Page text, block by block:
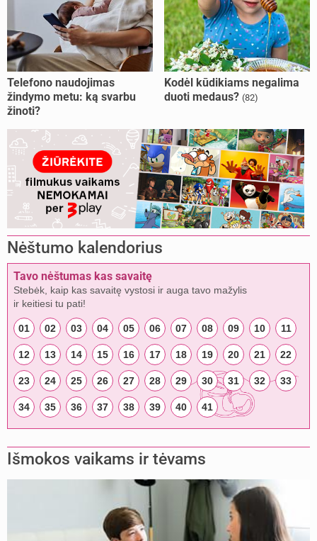
Telefono naudojimas
žindymo metu: ką svarbu
žinoti?
Kodėl kūdikiams negalima
duoti medaus? (82)
Nėštumo kalendorius
Tavo nėštumas kas savaitę
Stebėk, kaip kas savaitę vystosi ir auga tavo mažylis
ir keitiesi tu pati!
01 02 03 04 05 06 07 08 09 10 11
12 13 14 15 16 17 18 19 20 21 22
23 24 25 26 27 28 29 30 31 32 33
34 35 36 37 38 39 40 41
Išmokos vaikams ir tėvams